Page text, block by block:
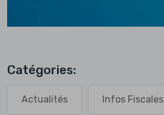
Catégories:
Actualités Infos Fiscales